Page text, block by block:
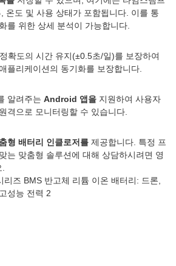
온도 및 사용 상태가 포함됩니다. 이를 통
를 위한 상세 분석이 가능합니다.
확도의 시간 유지(±0.5초/일)를 보장하여
플리케이션의 동기화를 보장합니다.
알려주는 Android 앱을지원하여 사용자
격으로 모니터링할 수 있습니다.
형 배터리 인클로저를제공합니다. 특정 프
는 맞춤형 솔루션에 대해 상담하시려면 영
.